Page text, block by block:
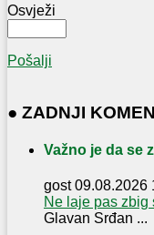
Osvježi
Pošalji
● ZADNJI
Važno je da se
gost 09.08.2026
Ne laje pas zbig
Glavan Srđan ...